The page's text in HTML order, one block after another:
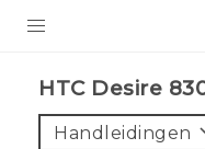
VIVE
HTC Desire
Handleidingen